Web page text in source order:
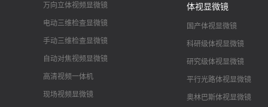
万向立体视频显微镜
电动三维检查显微镜
手动三维检查显微镜
自动对焦视频显微镜
高清视频一体机
现场视频显微镜
体视显微镜
国产体视显微镜
科研级体视显微镜
研究级体视显微镜
平行光路体视显微镜
奥林巴斯体视显微镜